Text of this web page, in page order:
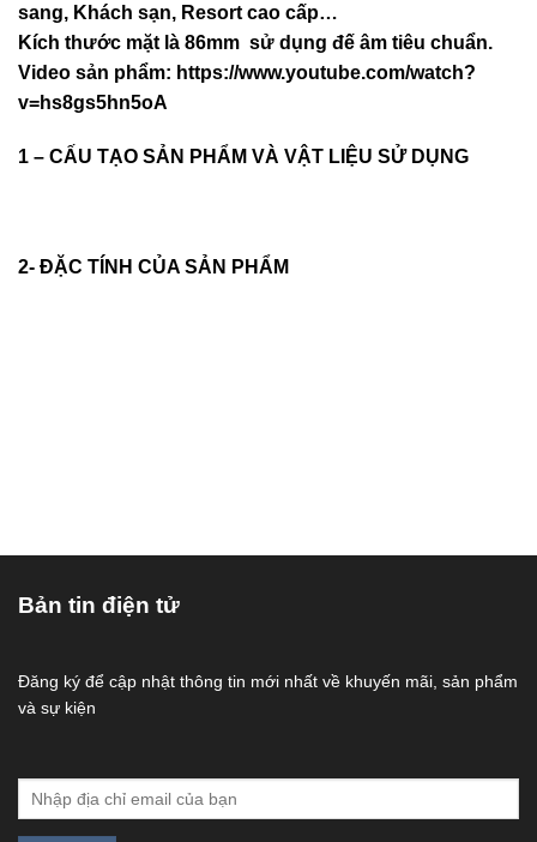
sang, Khách sạn, Resort cao cấp…
Kích thước mặt là 86mm sử dụng đế âm tiêu chuẩn.
Video sản phẩm: https://www.youtube.com/watch?
v=hs8gs5hn5oA
1 – CẤU TẠO SẢN PHẨM VÀ VẬT LIỆU SỬ DỤNG
2- ĐẶC TÍNH CỦA SẢN PHẨM
Bản tin điện tử
Đăng ký để cập nhật thông tin mới nhất về khuyến mãi, sản phẩm
và sự kiện